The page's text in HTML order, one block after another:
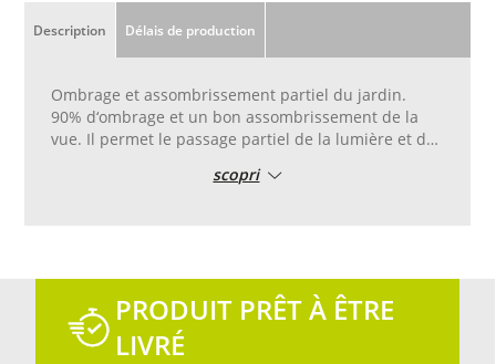
Description Délais de production
Ombrage et assombrissement partiel du jardin.
90% d‘ombrage et un bon assombrissement de la
vue. Il permet le passage partiel de la lumière et de
Bord pvc renforcé avec double couture, avec œillets
scopri
PRODUIT PRÊT À ÊTRE
LIVRÉ